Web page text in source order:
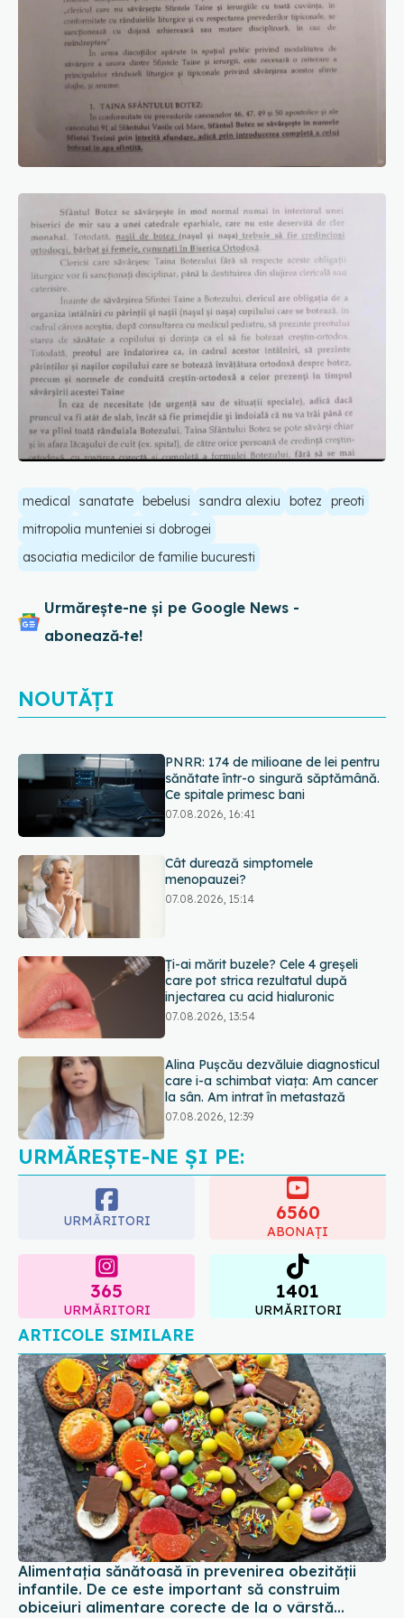
medical sanatate bebelusi sandra alexiu botez
preoti
mitropolia munteniei si dobrogei
asociatia medicilor de familie bucuresti
Urmărește-ne și pe Google News -
abonează‑te!
NOUTĂȚI
PNRR: 174 de milioane de lei pentru
sănătate într-o singură săptămână.
Ce spitale primesc bani
07.08.2026, 16:41
Cât durează simptomele
menopauzei?
07.08.2026, 15:14
Ți-ai mărit buzele? Cele 4 greșeli
care pot strica rezultatul după
injectarea cu acid hialuronic
07.08.2026, 13:54
Alina Pușcău dezvăluie diagnosticul
care i-a schimbat viața: Am cancer
la sân. Am intrat în metastază
07.08.2026, 12:39
Dieta care poate crește brusc
colesterolul. Cine este mai expus
URMĂREȘTE-NE ȘI PE:
URMĂRITORI 6560
ABONAȚI
365
URMĂRITORI
1401
URMĂRITORI
ARTICOLE SIMILARE
Alimentația sănătoasă în prevenirea obezității
infantile. De ce este important să construim
obiceiuri alimentare corecte de la o vârstă